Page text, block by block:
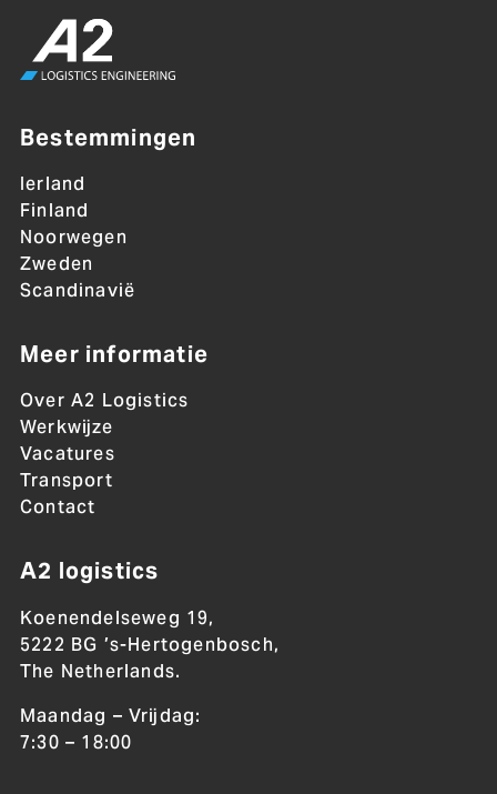
Bestemmingen
Ierland
Finland
Noorwegen
Zweden
Scandinavië
Meer informatie
Over A2 Logistics
Werkwijze
Vacatures
Transport
Contact
A2 logistics
Koenendelseweg 19,
5222 BG ’s-Hertogenbosch,
The Netherlands.
Maandag – Vrijdag:
7:30 – 18:00